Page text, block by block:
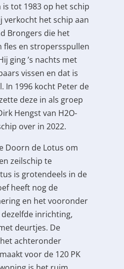
is tot 1983 op het schip
verkocht het schip aan
Brongers die het
fles en stropersspullen
ging ’s nachts met
vissen en dat is
In 1996 kocht Peter de
deze in als groep
Hengst van H2O-
over in 2022.
Doorn de Lotus om
zeilschip te
is grotendeels in de
heeft nog de
en het vooronder
inrichting,
deurtjes. De
achteronder
voor de 120 PK